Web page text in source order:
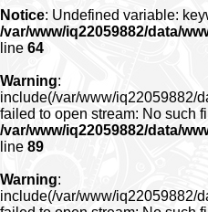
Notice: Undefined variable:
/var/www/iq22059882/data/
line 64
Warning:
include(/var/www/iq22059882/
failed to open stream: No such
/var/www/iq22059882/data/
line 89
Warning:
include(/var/www/iq22059882/